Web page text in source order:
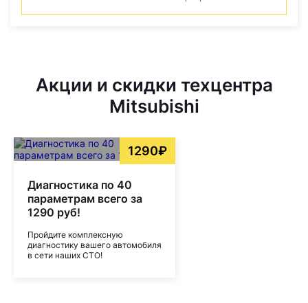
Акции и скидки техцентра
Mitsubishi
1290₽
Диагностика по 40
параметрам всего за
1290 руб!
Пройдите комплексную
диагностику вашего автомобиля
в сети наших СТО!